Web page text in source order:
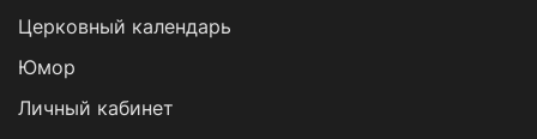
Церковный календарь
Юмор
Личный кабинет